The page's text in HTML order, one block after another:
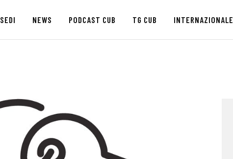
SEDI NEWS PODCAST CUB TG CUB INTERNAZIONALE
HOME
CHI SIAMO
NEWS
PODCAST CUB
TG CUB